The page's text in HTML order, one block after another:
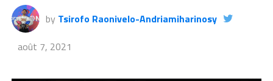
by Tsirofo Raonivelo-Andriamiharinosy
août 7, 2021